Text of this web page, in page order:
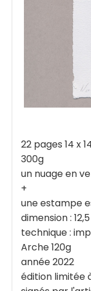
22 pages 14 x
300g
un nuage en
+
une estampe
dimension :
technique :
Arche 120g
année 2022
édition limitée